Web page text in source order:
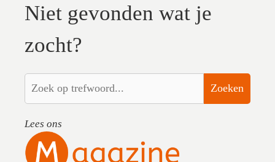
Niet gevonden wat je
zocht?
Zoeken
Lees ons